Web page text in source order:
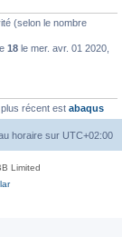
(selon le nombre
18 le mer. avr. 01 2020,
récent est abaqus
horaire sur UTC+02:00
Limited